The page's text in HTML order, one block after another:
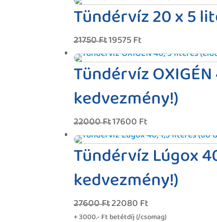
Tündérvíz 20 x 5
21750FtOriginal
price
was:
21750 Ft.
19575FtCurrent
price
is:
19575 Ft.
Tündérvíz
kedvezmény!)
22000FtOriginal
price
was:
22000 Ft.
17600FtCurrent
price
is:
17600 Ft.
Tündérvíz Lúgox
kedvezmény!)
27600FtOriginal
price
22080FtCurrent
price
+ 3000.- Ft betétdíj (/csomag)